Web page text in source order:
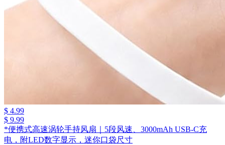
$ 4.99
$ 9.99
*便携式高速涡轮手持风扇｜5段风速、3000mAh USB-C充
电，附LED数字显示，迷你口袋尺寸